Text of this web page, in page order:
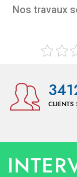
Nos travaux
CLIENTS